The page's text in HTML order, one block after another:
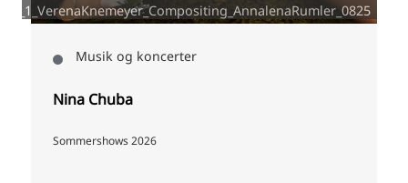
Musik og koncerter
Nina Chuba
Sommershows 2026